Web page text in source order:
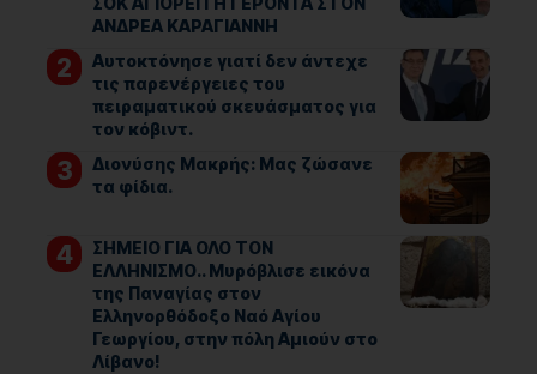
ΑΝΔΡΕΑ ΚΑΡΑΓΙΑΝΝΗ
Αυτοκτόνησε γιατί δεν άντεχε
τις παρενέργειες του
πειραματικού σκευάσματος για
τον κόβιντ.
Διονύσης Μακρής: Μας ζώσανε
τα φίδια.
ΣΗΜΕΙΟ ΓΙΑ ΟΛΟ ΤΟΝ
ΕΛΛΗΝΙΣΜΟ.. Μυρόβλισε εικόνα
της Παναγίας στον
Ελληνορθόδοξο Ναό Αγίου
Γεωργίου, στην πόλη Αμιούν στο
Λίβανο!